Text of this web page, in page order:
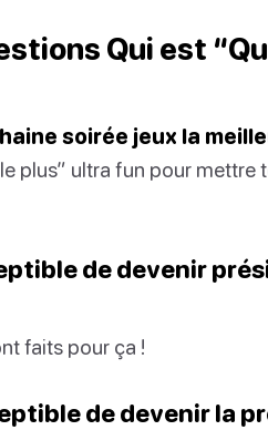
Qui est
soirée jeux la
plus” ultra fun pour mettre
de devenir
faits pour ça !
de devenir la